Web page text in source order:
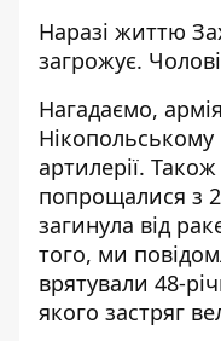
Наразі життю
загрожує.
Нагадаємо,
артилерії.
попрощалися з
загинула від
того, ми
врятували 48-
якого застряг